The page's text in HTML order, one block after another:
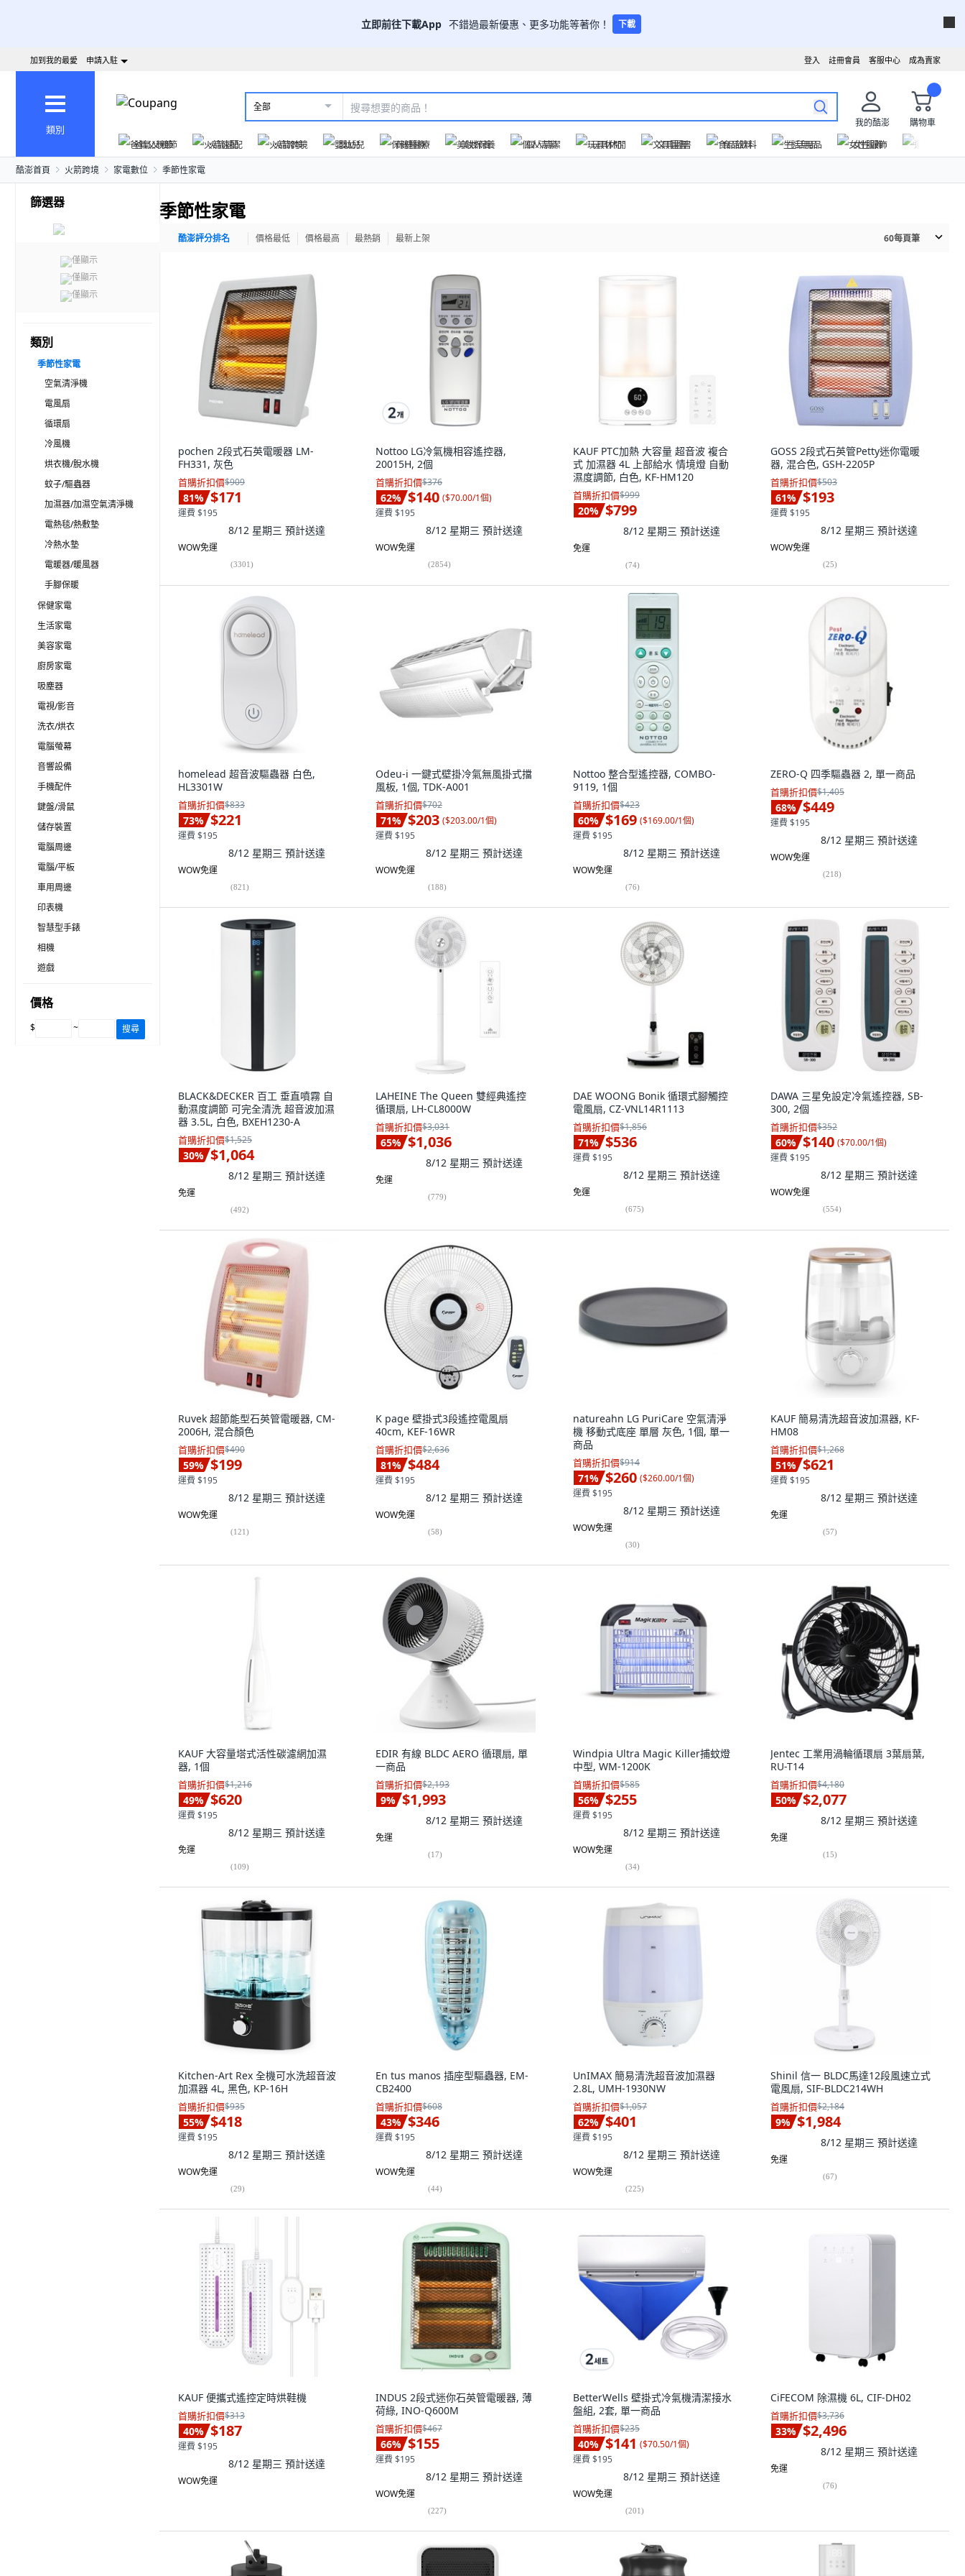
立即前往下載App 不錯過最新優惠、更多功能等著你！ 下載
成為賣家
客服中心
註冊會員
登入
加到我的最愛 申請入駐
類別
全部
我的酷澎
購物車
爸氣父親節
火箭速配 火箭跨境 嬰幼兒 保健醫療 美妝保養 個人清潔 玩具休閒 文具圖書 食品飲料 生活用品 女性服飾
酷澎首頁 火箭跨境 家電數位 季節性家電
篩選器
僅顯示
僅顯示
僅顯示
類別
季節性家電
空氣清淨機
電風扇
循環扇
冷風機
烘衣機/脫水機
蚊子/驅蟲器
加濕器/加濕空氣清淨機
電熱毯/熱敷墊
冷熱水墊
電暖器/暖風器
手腳保暖
保健家電
生活家電
美容家電
廚房家電
吸塵器
電視/影音
洗衣/烘衣
電腦螢幕
音響設備
手機配件
鍵盤/滑鼠
儲存裝置
電腦周邊
電腦/平板
車用周邊
印表機
智慧型手錶
相機
遊戲
價格
$ ~ 搜尋
季節性家電
酷澎評分排名 價格最低 價格最高 最熱銷 最新上架 60每頁筆
pochen 2段式石英電暖器 LM-
FH331, 灰色
首購折扣價$909
81% $171
運費 $195
8/12 星期三 預計送達
WOW免運
(3301)
Nottoo LG冷氣機相容遙控器,
20015H, 2個
首購折扣價$376
62% $140 ($70.00/1個)
運費 $195
8/12 星期三 預計送達
WOW免運
(2854)
KAUF PTC加熱 大容量 超音波 複合
式 加濕器 4L 上部給水 情境燈 自動
濕度調節, 白色, KF-HM120
首購折扣價$999
20% $799
8/12 星期三 預計送達
免運
(74)
GOSS 2段式石英管Petty迷你電暖
器, 混合色, GSH-2205P
首購折扣價$503
61% $193
運費 $195
8/12 星期三 預計送達
WOW免運
(25)
homelead 超音波驅蟲器 白色,
HL3301W
首購折扣價$833
73% $221
運費 $195
8/12 星期三 預計送達
WOW免運
(821)
Odeu-i 一鍵式壁掛冷氣無風掛式擋
風板, 1個, TDK-A001
首購折扣價$702
71% $203 ($203.00/1個)
運費 $195
8/12 星期三 預計送達
WOW免運
(188)
Nottoo 整合型遙控器, COMBO-
9119, 1個
首購折扣價$423
60% $169 ($169.00/1個)
運費 $195
8/12 星期三 預計送達
WOW免運
(76)
ZERO-Q 四季驅蟲器 2, 單一商品
首購折扣價$1,405
68% $449
運費 $195
8/12 星期三 預計送達
WOW免運
(218)
BLACK&DECKER 百工 垂直噴霧 自
動濕度調節 可完全清洗 超音波加濕
器 3.5L, 白色, BXEH1230-A
首購折扣價$1,525
30% $1,064
8/12 星期三 預計送達
免運
(492)
LAHEINE The Queen 雙經典遙控
循環扇, LH-CL8000W
首購折扣價$3,031
65% $1,036
8/12 星期三 預計送達
免運
(779)
DAE WOONG Bonik 循環式腳觸控
電風扇, CZ-VNL14R1113
首購折扣價$1,856
71% $536
運費 $195
8/12 星期三 預計送達
免運
(675)
DAWA 三星免設定冷氣遙控器, SB-
300, 2個
首購折扣價$352
60% $140 ($70.00/1個)
運費 $195
8/12 星期三 預計送達
WOW免運
(554)
Ruvek 超節能型石英管電暖器, CM-
2006H, 混合顏色
首購折扣價$490
59% $199
運費 $195
8/12 星期三 預計送達
WOW免運
(121)
K page 壁掛式3段遙控電風扇
40cm, KEF-16WR
首購折扣價$2,636
81% $484
運費 $195
8/12 星期三 預計送達
WOW免運
(58)
natureahn LG PuriCare 空氣清淨
機 移動式底座 單層 灰色, 1個, 單一
商品
首購折扣價$914
71% $260 ($260.00/1個)
運費 $195
8/12 星期三 預計送達
WOW免運
(30)
KAUF 簡易清洗超音波加濕器, KF-
HM08
首購折扣價$1,268
51% $621
運費 $195
8/12 星期三 預計送達
免運
(57)
KAUF 大容量塔式活性碳濾網加濕
器, 1個
首購折扣價$1,216
49% $620
運費 $195
8/12 星期三 預計送達
免運
(109)
EDIR 有線 BLDC AERO 循環扇, 單
一商品
首購折扣價$2,193
9% $1,993
8/12 星期三 預計送達
免運
(17)
Windpia Ultra Magic Killer捕蚊燈
中型, WM-1200K
首購折扣價$585
56% $255
運費 $195
8/12 星期三 預計送達
WOW免運
(34)
Jentec 工業用渦輪循環扇 3葉扇葉,
RU-T14
首購折扣價$4,180
50% $2,077
8/12 星期三 預計送達
免運
(15)
Kitchen-Art Rex 全機可水洗超音波
加濕器 4L, 黑色, KP-16H
首購折扣價$935
55% $418
運費 $195
8/12 星期三 預計送達
WOW免運
(29)
En tus manos 插座型驅蟲器, EM-
CB2400
首購折扣價$608
43% $346
運費 $195
8/12 星期三 預計送達
WOW免運
(44)
UnIMAX 簡易清洗超音波加濕器
2.8L, UMH-1930NW
首購折扣價$1,057
62% $401
運費 $195
8/12 星期三 預計送達
WOW免運
(225)
Shinil 信一 BLDC馬達12段風速立式
電風扇, SIF-BLDC214WH
首購折扣價$2,184
9% $1,984
8/12 星期三 預計送達
免運
(67)
KAUF 便攜式遙控定時烘鞋機
首購折扣價$313
40% $187
運費 $195
8/12 星期三 預計送達
WOW免運
INDUS 2段式迷你石英管電暖器, 薄
荷綠, INO-Q600M
首購折扣價$467
66% $155
運費 $195
8/12 星期三 預計送達
WOW免運
(227)
BetterWells 壁掛式冷氣機清潔接水
盤組, 2套, 單一商品
首購折扣價$235
40% $141 ($70.50/1個)
運費 $195
8/12 星期三 預計送達
WOW免運
(201)
CiFECOM 除濕機 6L, CIF-DH02
首購折扣價$3,736
33% $2,496
8/12 星期三 預計送達
免運
(76)